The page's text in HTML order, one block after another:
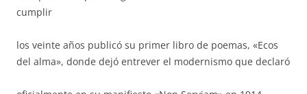
cumplir
los veinte años publicó su primer libro de poemas, «Ecos
del alma», donde dejó entrever el modernismo que declaró